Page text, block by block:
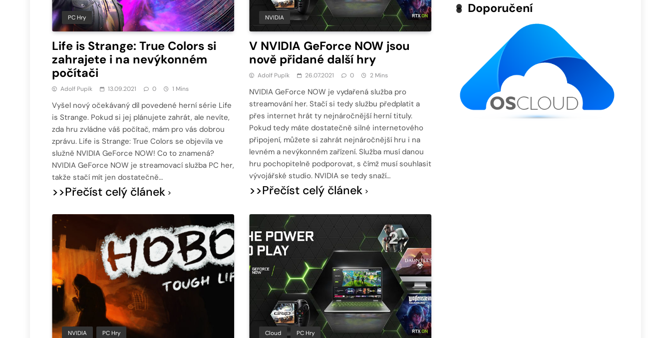
PC Hry
Life is Strange: True Colors si
zahrajete i na nevýkonném
počítači
Adolf Pupík 13.09.2021 0 1 Mins
Vyšel nový očekávaný díl povedené herní série Life
is Strange. Pokud si jej plánujete zahrát, ale nevíte,
zda hru zvládne váš počítač, mám pro vás dobrou
zprávu. Life is Strange: True Colors se objevila ve
služně NVIDIA GeForce NOW! Co to znamená?
NVIDIA GeForce NOW je streamovací služba PC her,
takže stačí mít jen dostatečně…
>>Přečíst celý článek
NVIDIA
V NVIDIA GeForce NOW jsou
nově přidané další hry
Adolf Pupík 26.07.2021 0 2 Mins
NVIDIA GeForce NOW je vydařená služba pro
streamování her. Stačí si tedy službu předplatit a
přes internet hrát ty nejnáročnější herní tituly.
Pokud tedy máte dostatečně silné internetového
připojení, můžete si zahrát nejnáročnější hru i na
levném a nevýkonném zařízení. Služba musí danou
hru pochopitelně podporovat, s čímž musí souhlasit
vývojářské studio. NVIDIA se tedy snaží…
>>Přečíst celý článek
NVIDIA PC Hry Cloud PC Hry
Doporučení